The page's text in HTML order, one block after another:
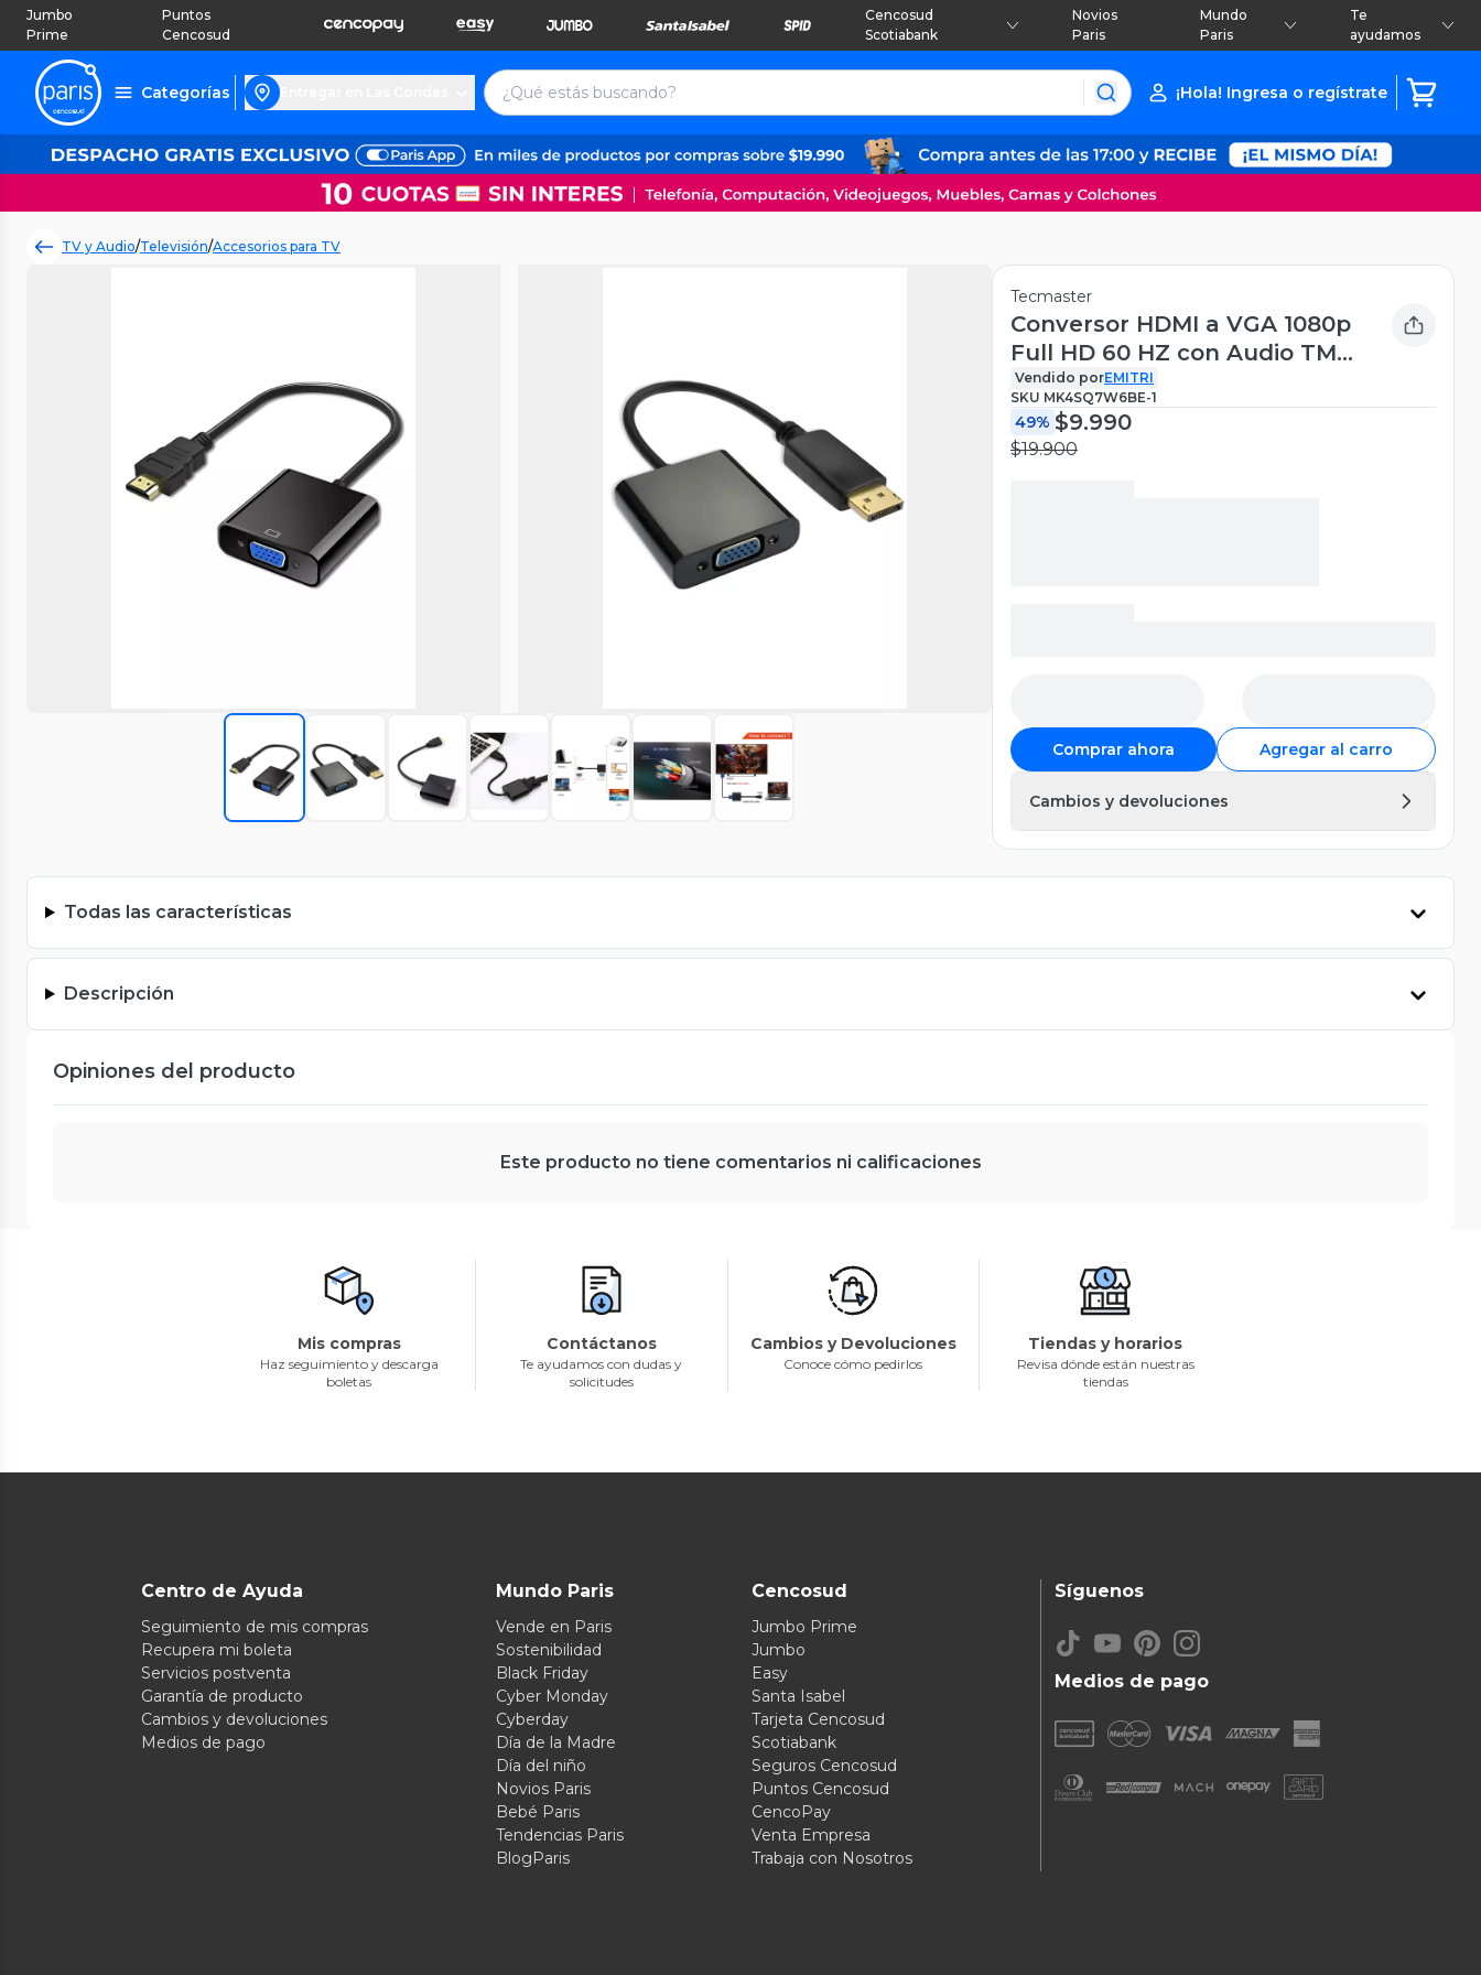
Jumbo
Prime
Puntos
Cencosud
Cencosud
Scotiabank
Novios
Paris
Mundo
Paris
Te
ayudamos
Categorías ¡Hola! Ingresa o regístrate
TV y Audio/Televisión/Accesorios para TV
Tecmaster
Conversor HDMI a VGA 1080p
Full HD 60 HZ con Audio TM-
100536
Vendido porEMITRI
SKU MK4SQ7W6BE-1
49% $9.990
$19.900
Comprar ahora Agregar al carro
Cambios y devoluciones
Todas las características
Descripción
Opiniones del producto
Este producto no tiene comentarios ni calificaciones
Mis compras
Haz seguimiento y descarga
boletas
Contáctanos
Te ayudamos con dudas y
solicitudes
Cambios y Devoluciones
Conoce cómo pedirlos
Tiendas y horarios
Revisa dónde están nuestras
tiendas
Centro de Ayuda
Seguimiento de mis compras
Recupera mi boleta
Servicios postventa
Garantía de producto
Cambios y devoluciones
Medios de pago
Mundo Paris
Vende en Paris
Sostenibilidad
Black Friday
Cyber Monday
Cyberday
Día de la Madre
Día del niño
Novios Paris
Bebé Paris
Tendencias Paris
BlogParis
Cencosud
Jumbo Prime
Jumbo
Easy
Santa Isabel
Tarjeta Cencosud
Scotiabank
Seguros Cencosud
Puntos Cencosud
CencoPay
Venta Empresa
Trabaja con Nosotros
Medios de pago
Síguenos